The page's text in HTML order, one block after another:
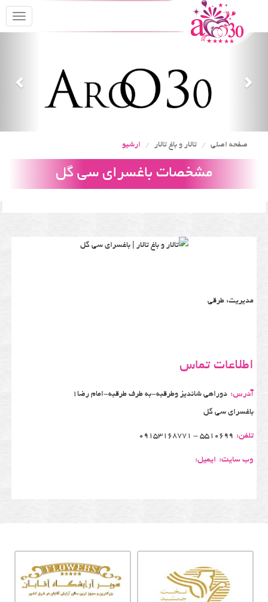
صفحه اصلی تالار و باغ تالار ارشیو
مشخصات باغسرای سی گل
مدیریت: طرقی
اطلاعات تماس
آدرس: دوراهی شاندیز وطرقبه-به طرف طرقبه-امام رضا1
باغسرای سی گل
تلفن: 5510699 - 09153168771
وب سایت: ایمیل: